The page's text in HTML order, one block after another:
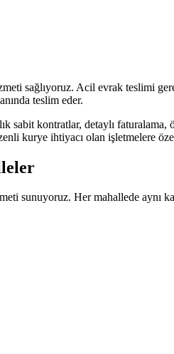
sağlıyoruz. Acil evrak teslimi
teslim eder.
sabit kontratlar, detaylı
kurye ihtiyacı olan işletmelere
sunuyoruz. Her mahallede aynı